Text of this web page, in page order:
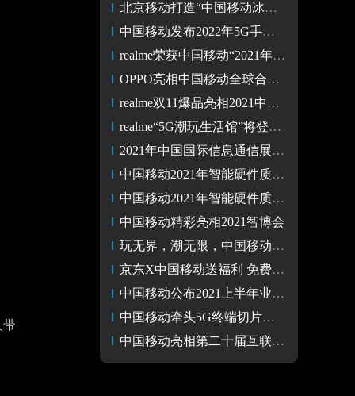
带
北京移动打造“中国移动冰雪卡”回馈客户 超多权益福利不容错过
中国移动发布2022年5G手机白皮书 联发科天玑旗舰已完成部署
realme荣获中国移动“2021年度泛全联盟最佳合作伙伴奖”
OPPO亮相中国移动全球合作伙伴大会
realme双11爆品亮相2021中国移动全球合作伙伴大会
realme“5G潮玩生活馆”将登陆2021中国移动全球合作伙伴大会
2021年中国国际信息通信展亮点纷呈！看中国移动如何解锁5G密码
中国移动2021年智能硬件质量报告出炉 联发科天玑1200功耗获表扬
中国移动2021年智能硬件质量报告 OPPO Find X3斩获多项第一
中国移动精彩亮相2021智博会
玩无界，潮无限，中国移动又发布NZONE新品—S7 Pro+5G手机产品
京东X中国移动送福利 免费领移动咪咕视频会员
中国移动公布2021上半年业绩 通信服务收入3932亿元
中国移动牵头5G终端切片第二阶段立项，获得联发科多家厂商支持
中国移动亮相第二十届互联网大会 5G应用加速传统工业数智化转型